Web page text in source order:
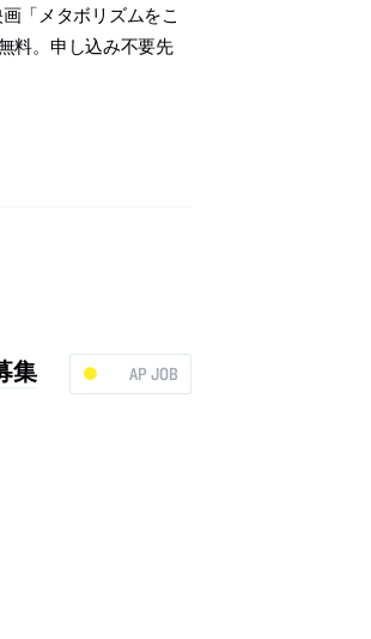
「メタボリズムをこ
料。申し込み不要先
AP JOB
集